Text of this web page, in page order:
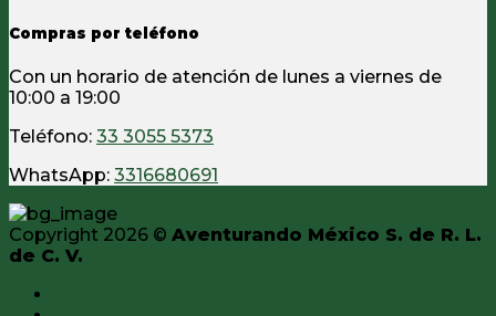
Compras por teléfono
Con un horario de atención de lunes a viernes de
10:00 a 19:00
Teléfono: 33 3055 5373
WhatsApp: 3316680691
Copyright 2026 © Aventurando México S. de R. L.
de C. V.